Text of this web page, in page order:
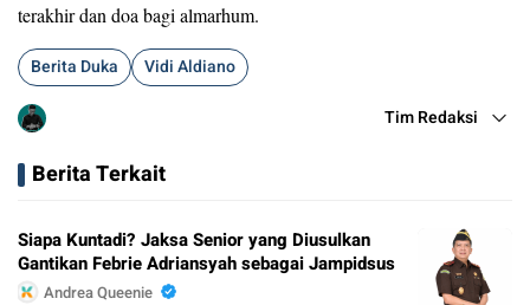
terakhir dan doa bagi almarhum.
Berita Duka Vidi Aldiano
Tim Redaksi
Berita Terkait
Siapa Kuntadi? Jaksa Senior yang Diusulkan
Gantikan Febrie Adriansyah sebagai Jampidsus
Andrea Queenie